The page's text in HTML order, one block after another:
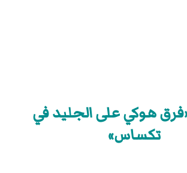
هوكي على الجليد في
تكساس»